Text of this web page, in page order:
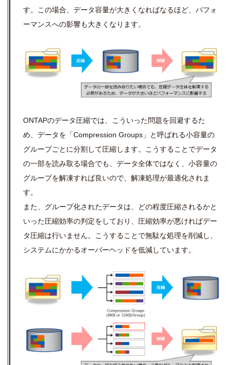
す。この場合、データ容量が大きくなればなるほど、パフォ
ーマンスへの影響も大きくなります。
ONTAPのデータ圧縮では、こういった問題を回避するた
め、データを「Compression Groups」と呼ばれる小容量の
グループごとに分割して圧縮します。こうすることでデータ
の一部を読み取る場合でも、データ全体ではなく、小容量の
グループを解凍すれば良いので、解凍処理が最適化されま
す。
また、グループ化されたデータは、どの程度圧縮されるかと
いった圧縮効率の判定をしており、圧縮効率が悪ければデー
タ圧縮は行いません。こうすることで無駄な処理を削減し、
システムにかかるオーバーヘッドを低減しています。